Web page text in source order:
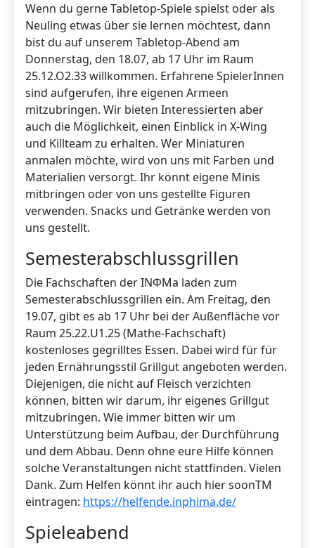
Wenn du gerne Tabletop-Spiele spielst oder als
Neuling etwas über sie lernen möchtest, dann
bist du auf unserem Tabletop-Abend am
Donnerstag, den 18.07, ab 17 Uhr im Raum
25.12.O2.33 willkommen. Erfahrene SpielerInnen
sind aufgerufen, ihre eigenen Armeen
mitzubringen. Wir bieten Interessierten aber
auch die Möglichkeit, einen Einblick in X-Wing
und Killteam zu erhalten. Wer Miniaturen
anmalen möchte, wird von uns mit Farben und
Materialien versorgt. Ihr könnt eigene Minis
mitbringen oder von uns gestellte Figuren
verwenden. Snacks und Getränke werden von
uns gestellt.
Semesterabschlussgrillen
Die Fachschaften der INΦMa laden zum
Semesterabschlussgrillen ein. Am Freitag, den
19.07, gibt es ab 17 Uhr bei der Außenfläche vor
Raum 25.22.U1.25 (Mathe-Fachschaft)
kostenloses gegrilltes Essen. Dabei wird für für
jeden Ernährungsstil Grillgut angeboten werden.
Diejenigen, die nicht auf Fleisch verzichten
können, bitten wir darum, ihr eigenes Grillgut
mitzubringen. Wie immer bitten wir um
Unterstützung beim Aufbau, der Durchführung
und dem Abbau. Denn ohne eure Hilfe können
solche Veranstaltungen nicht stattfinden. Vielen
Dank. Zum Helfen könnt ihr auch hier soonTM
eintragen: https://helfende.inphima.de/
Spieleabend